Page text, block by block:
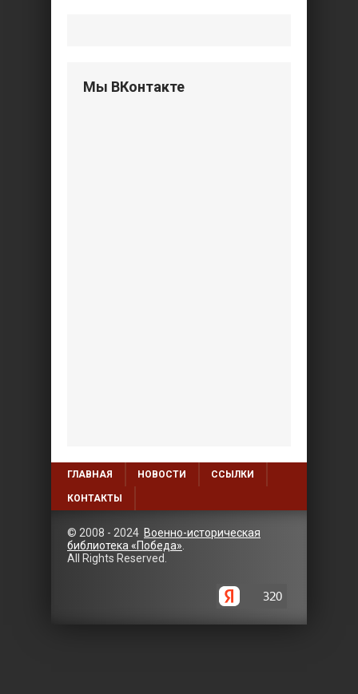
Мы ВКонтакте
ГЛАВНАЯ НОВОСТИ ССЫЛКИ
КОНТАКТЫ
© 2008 - 2024 Военно-историческая
библиотека «Победа»
All Rights Reserved.